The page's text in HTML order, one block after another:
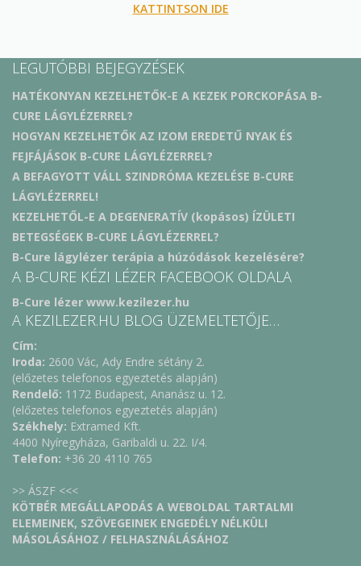
KATTINTSON IDE
LEGUTÓBBI BEJEGYZÉSEK
HATÉKONYAN KEZELHETŐK-E A KEZEK PORCKOPÁSA B-
CURE LÁGYLÉZERREL?
HOGYAN KEZELHETŐK AZ IZOM EREDETŰ NYAK ÉS
FEJFÁJÁSOK B-CURE LÁGYLÉZERREL?
A BEFAGYOTT VÁLL SZINDRÓMA KEZELÉSE B-CURE
LÁGYLÉZERREL!
KEZELHETŐL-E A DEGENERATÍV (kopásos) ÍZÜLETI
BETEGSÉGEK B-CURE LÁGYLÉZERREL?
B-Cure lágylézer terápia a húzódások kezelésére?
A B-CURE KÉZI LÉZER FACEBOOK OLDALA
B-Cure lézer www.kezilezer.hu
A KEZILEZER.HU BLOG ÜZEMELTETŐJE…
Cím:
Iroda: 2600 Vác, Ady Endre sétány 2.
(előzetes telefonos egyeztetés alapján)
Rendelő: 1172 Budapest, Ananász u. 12.
(előzetes telefonos egyeztetés alapján)
Székhely: Extramed Kft.
4400 Nyíregyháza, Garibaldi u. 22. I/4.
Telefon: +36 20 4110 765
>> ÁSZF <<<
KÖTBÉR MEGÁLLAPODÁS A WEBOLDAL TARTALMI
ELEMEINEK, SZÖVEGEINEK ENGEDÉLY NÉLKÜLI
MÁSOLÁSÁHOZ / FELHASZNÁLÁSÁHOZ